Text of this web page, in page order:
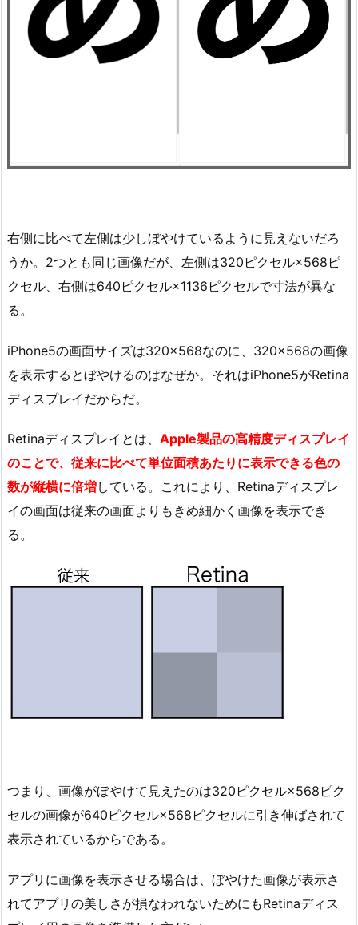
右側に比べて左側は少しぼやけているように見えないだろ
うか。2つとも同じ画像だが、左側は320ピクセル×568ピ
クセル、右側は640ピクセル×1136ピクセルで寸法が異な
る。
iPhone5の画面サイズは320×568なのに、320×568の画像
を表示するとぼやけるのはなぜか。それはiPhone5がRetina
ディスプレイだからだ。
Retinaディスプレイとは、 Apple製品の高精度ディスプレイ
のことで、従来に比べて単位面積あたりに表示できる色の
数が縦横に倍増している。これにより、Retinaディスプレ
イの画面は従来の画面よりもきめ細かく画像を表示でき
る。
つまり、画像がぼやけて見えたのは320ピクセル×568ピク
セルの画像が640ピクセル×568ピクセルに引き伸ばされて
表示されているからである。
アプリに画像を表示させる場合は、ぼやけた画像が表示さ
れてアプリの美しさが損なわれないためにもRetinaディス